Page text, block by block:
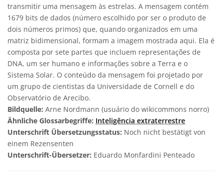
transmitir uma mensagem às estrelas. A mensagem contém
1679 bits de dados (número escolhido por ser o produto de
dois números primos) que, quando organizados em uma
matriz bidimensional, formam a imagem mostrada aqui. Ela é
composta por sete partes que incluem representações de
DNA, um ser humano e informações sobre a Terra e o
Sistema Solar. O conteúdo da mensagem foi projetado por
um grupo de cientistas da Universidade de Cornell e do
Observatório de Arecibo.
Bildquelle: Arne Nordmann (usuário do wikicommons norro)
Ähnliche Glossarbegriffe: Inteligência extraterrestre
Unterschrift Übersetzungsstatus: Noch nicht bestätigt von
einem Rezensenten
Unterschrift-Übersetzer: Eduardo Monfardini Penteado